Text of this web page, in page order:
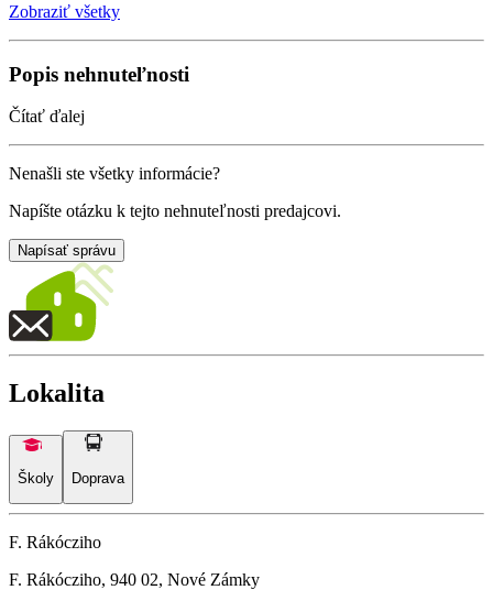
Zobraziť všetky
Popis nehnuteľnosti
Čítať ďalej
Nenašli ste všetky informácie?
Napíšte otázku k tejto nehnuteľnosti predajcovi.
Napísať správu
Lokalita
Školy Doprava
F. Rákócziho
F. Rákócziho, 940 02, Nové Zámky